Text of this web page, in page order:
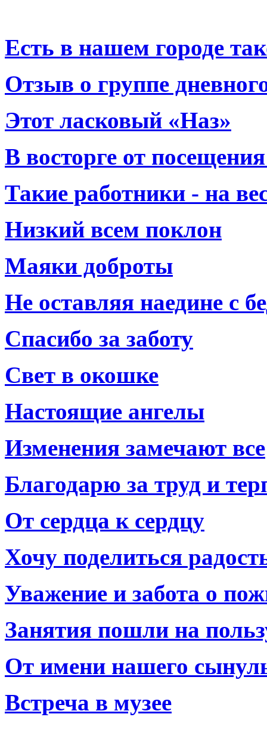
Есть в нашем городе
Отзыв о группе
Этот ласковый «Наз»
В восторге от
Такие работники - на
Низкий всем поклон
Маяки доброты
Не оставляя наедине с
Спасибо за заботу
Свет в окошке
Настоящие ангелы
Изменения замечают все
Благодарю за труд и
От сердца к сердцу
Хочу поделиться
Уважение и забота о
Занятия пошли на
От имени нашего
Встреча в музее